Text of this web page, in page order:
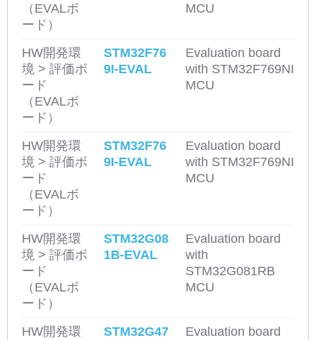
（EVALボ
ード）
MCU
HW開発環
境 > 評価ボ
ード
（EVALボ
ード）
STM32F76
9I-EVAL
Evaluation board
with STM32F769NI
MCU
HW開発環
境 > 評価ボ
ード
（EVALボ
ード）
STM32F76
9I-EVAL
Evaluation board
with STM32F769NI
MCU
HW開発環
境 > 評価ボ
ード
（EVALボ
ード）
STM32G08
1B-EVAL
Evaluation board
with
STM32G081RB
MCU
HW開発環
STM32G47
Evaluation board